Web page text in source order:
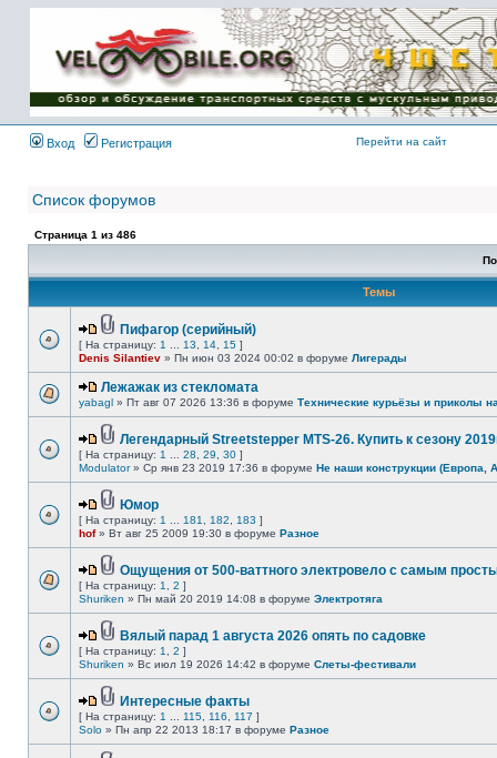
Имя пользователя:
Пароль:
{ LOG_ME_IN_SHORT
}
Вход
Регистрация Перейти на сайт
Список форумов
Страница 1 из 486
Темы
Пифагор (серийный)
[ На страницу: 1 13 14 15 ]
Denis Silantiev » Пн июн 03 2024 00:02 в форуме Лигерады
Лежажак из стекломата
yabagl » Пт авг 07 2026 13:36 в форуме Технические курьёзы и приколы
Легендарный Streetstepper MTS-26. Купить к сезону
[ На страницу: 1 28 29 30 ]
Modulator» Ср янв 23 2019 17:36 в форуме Не наши конструкции (Европа,
Юмор
[ На страницу: 1 181 182 183 ]
hof» Вт авг 25 2009 19:30 в форуме Разное
Ощущения от 500-ваттного электровело с самым
[ На страницу: 1 2 ]
Shuriken » Пн май 20 2019 14:08 в форуме Электротяга
Вялый парад 1 августа 2026 опять по садовке
[ На страницу: 1 2 ]
Shuriken » Вс июл 19 2026 14:42 в форуме Слеты-фестивали
Интересные факты
[ На страницу: 1 115 116 117 ]
Solo » Пн апр 22 2013 18:17 в форуме Разное